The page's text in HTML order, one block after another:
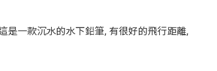
一款沉水的水下鉛筆, 有很好的飛行距離,